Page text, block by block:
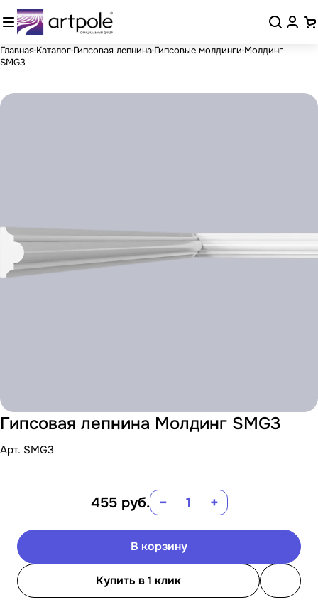
Главная Каталог Гипсовая лепнина Гипсовые молдинги Молдинг
SMG3
Гипсовая лепнина Молдинг SMG3
Арт. SMG3
455 руб. − +
В корзину
Купить в 1 клик